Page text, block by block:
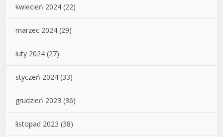
kwiecień 2024 (22)
marzec 2024 (29)
luty 2024 (27)
styczeń 2024 (33)
grudzień 2023 (36)
listopad 2023 (38)